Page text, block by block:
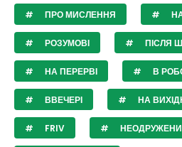
ПРО МИСЛЕННЯ
РОЗУМОВІ ПІСЛЯ
НА ПЕРЕРВІ В
ВВЕЧЕРІ НА
FRIV